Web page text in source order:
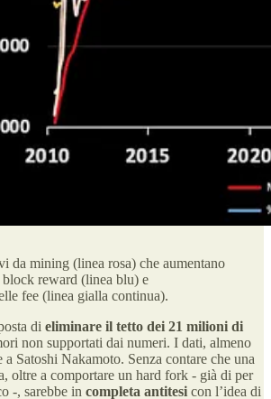
da mining (linea rosa) che aumentano
reward (linea blu) e
fee (linea gialla continua).
di eliminare il tetto dei 21 milioni di
non supportati dai numeri. I dati, almeno
Satoshi Nakamoto. Senza contare che una
oltre a comportare un hard fork - già di per
-, sarebbe in completa antitesi con l’idea di